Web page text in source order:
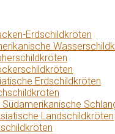
Erdschildkröten
Erdschildkröten
Landschildkröten